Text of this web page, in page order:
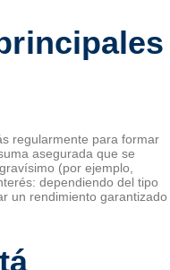
regularmente para formar
asegurada que se
(por ejemplo,
dependiendo del tipo
un rendimiento garantizado